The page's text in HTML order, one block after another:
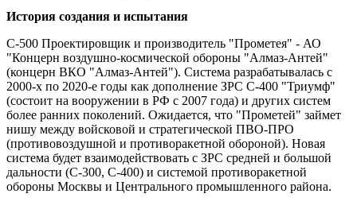
История создания и испытания
С-500 Проектировщик и производитель "Прометея" - АО
"Концерн воздушно-космической обороны "Алмаз-Антей"
(концерн ВКО "Алмаз-Антей"). Система разрабатывалась с
2000-х по 2020-е годы как дополнение ЗРС С-400 "Триумф"
(состоит на вооружении в РФ с 2007 года) и других систем
более ранних поколений. Ожидается, что "Прометей" займет
нишу между войсковой и стратегической ПВО-ПРО
(противовоздушной и противоракетной обороной). Новая
система будет взаимодействовать с ЗРС средней и большой
дальности (С-300, С-400) и системой противоракетной
обороны Москвы и Центрального промышленного района.